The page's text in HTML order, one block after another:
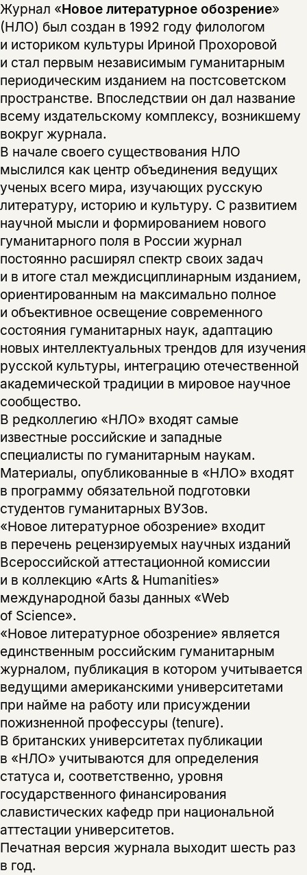
Журнал «Новое литературное обозрение»
(НЛО) был создан в 1992 году филологом
и историком культуры Ириной Прохоровой
и стал первым независимым гуманитарным
периодическим изданием на постсоветском
пространстве. Впоследствии он дал название
всему издательскому комплексу, возникшему
вокруг журнала.
В начале своего существования НЛО
мыслился как центр объединения ведущих
ученых всего мира, изучающих русскую
литературу, историю и культуру. С развитием
научной мысли и формированием нового
гуманитарного поля в России журнал
постоянно расширял спектр своих задач
и в итоге стал междисциплинарным изданием,
ориентированным на максимально полное
и объективное освещение современного
состояния гуманитарных наук, адаптацию
новых интеллектуальных трендов для изучения
русской культуры, интеграцию отечественной
академической традиции в мировое научное
сообщество.
В редколлегию «НЛО» входят самые
известные российские и западные
специалисты по гуманитарным наукам.
Материалы, опубликованные в «НЛО» входят
в программу обязательной подготовки
студентов гуманитарных ВУЗов.
«Новое литературное обозрение» входит
в перечень рецензируемых научных изданий
Всероссийской аттестационной комиссии
и в коллекцию «Arts & Humanities»
международной базы данных «Web
of Science».
«Новое литературное обозрение» является
единственным российским гуманитарным
журналом, публикация в котором учитывается
ведущими американскими университетами
при найме на работу или присуждении
пожизненной профессуры (tenure).
В британских университетах публикации
в «НЛО» учитываются для определения
статуса и, соответственно, уровня
государственного финансирования
славистических кафедр при национальной
аттестации университетов.
Печатная версия журнала выходит шесть раз
в год.